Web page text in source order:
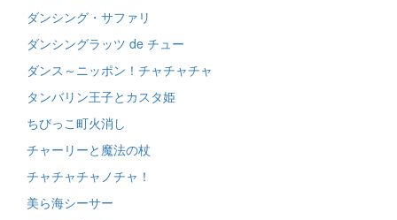
ダンシング・サファリ
ダンシングラッツ de チュー
ダンス～ニッポン！チャチャチャ
タンバリン王子とカスタ姫
ちびっこ町火消し
チャーリーと魔法の杖
チャチャチャノチャ！
美ら海シーサー